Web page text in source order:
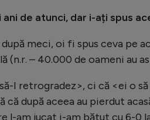
de atunci, dar i-ați spus
meci, oi fi spus ceva pe
(n.r. – 40.000 de oameni au
I retrogradez>, ci că <ei o
că după aceea au pierdut
l-am jucat i-am bătut cu 6-0